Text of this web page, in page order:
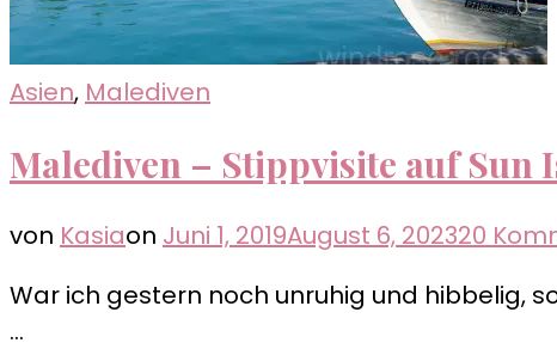
Asien, Malediven
Malediven – Stippvisite auf Sun
von Kasiaon Juni 1, 2019August 6, 202320
War ich gestern noch unruhig und hibbelig,
…